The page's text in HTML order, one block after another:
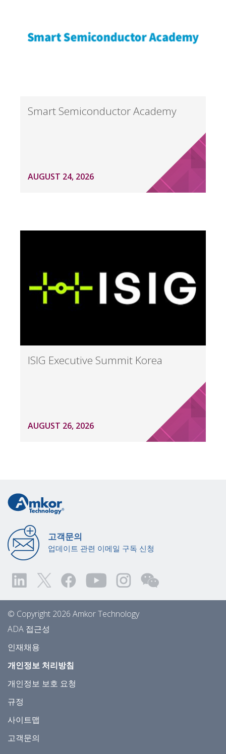
Smart Semiconductor Academy
AUGUST 24, 2026
ISIG Executive Summit Korea
AUGUST 26, 2026
고객문의
업데이트 관련 이메일 구독 신청
© Copyright 2026 Amkor Technology
ADA 접근성
인재채용
개인정보 처리방침
개인정보 보호 요청
규정
사이트맵
고객문의